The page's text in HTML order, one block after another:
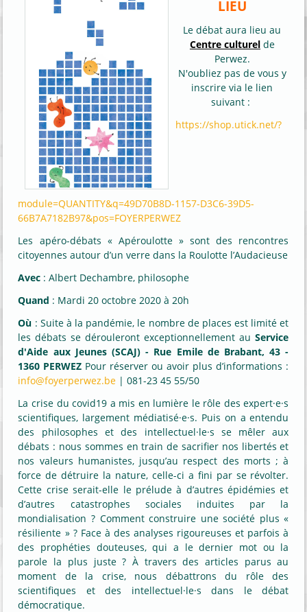
LIEU
Le débat aura lieu au
Centre culturelde
Perwez.
N'oubliez pas de vous y
inscrire via le lien
suivant :
https://shop.utick.net/?
module=QUANTITY&q=49D70B8D-1157-D3C6-39D5-
66B7A7182B97&pos=FOYERPERWEZ
Les apéro-débats « Apéroulotte » sont des rencontres
citoyennes autour d’un verre dans la Roulotte l’Audacieuse
Avec : Albert Dechambre, philosophe
Quand : Mardi 20 octobre 2020 à 20h
Où : Suite à la pandémie, le nombre de places est limité et
les débats se dérouleront exceptionnellement auService
d'Aide aux Jeunes (SCAJ) - Rue Emile de Brabant, 43 -
1360 PERWEZ Pour réserver ou avoir plus d’informations :
info@foyerperwez.be | 081-23 45 55/50
La crise du covid19 a mis en lumière le rôle des expert·e·s
scientifiques, largement médiatisé·e·s. Puis on a entendu
des philosophes et des intellectuel·le·s se mêler aux
débats : nous sommes en train de sacrifier nos libertés et
nos valeurs humanistes, jusqu’au respect des morts ; à
force de détruire la nature, celle-ci a fini par se révolter.
Cette crise serait-elle le prélude à d’autres épidémies et
d’autres catastrophes sociales induites par la
mondialisation ? Comment construire une société plus «
résiliente » ? Face à des analyses rigoureuses et parfois à
des prophéties douteuses, qui a le dernier mot ou la
parole la plus juste ? À travers des articles parus au
moment de la crise, nous débattrons du rôle des
scientifiques et des intellectuel·le·s dans le débat
démocratique.